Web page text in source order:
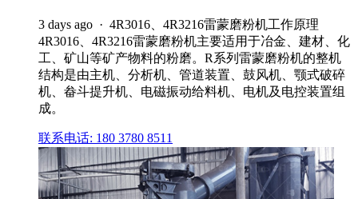
3 days ago · 4R3016、4R3216雷蒙磨粉机工作原理
4R3016、4R3216雷蒙磨粉机主要适用于冶金、建材、化
工、矿山等矿产物料的粉磨。R系列雷蒙磨粉机的整机
结构是由主机、分析机、管道装置、鼓风机、颚式破碎
机、畚斗提升机、电磁振动给料机、电机及电控装置组
成。
联系电话: 180 3780 8511